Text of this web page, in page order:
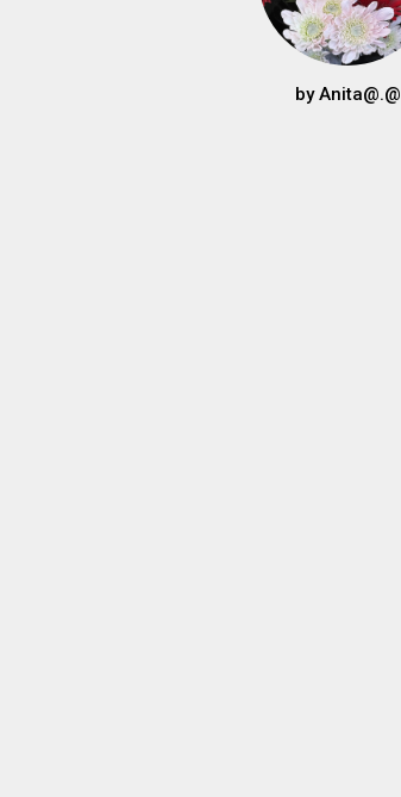
byAnita@.@